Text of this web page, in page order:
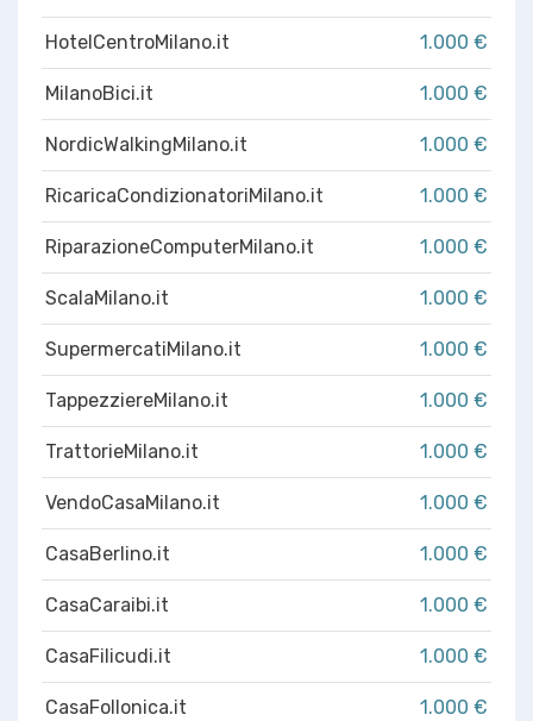
HotelCentroMilano.it 1.000 €
MilanoBici.it 1.000 €
NordicWalkingMilano.it 1.000 €
RicaricaCondizionatoriMilano.it 1.000 €
RiparazioneComputerMilano.it 1.000 €
ScalaMilano.it 1.000 €
SupermercatiMilano.it 1.000 €
TappezziereMilano.it 1.000 €
TrattorieMilano.it 1.000 €
VendoCasaMilano.it 1.000 €
CasaBerlino.it 1.000 €
CasaCaraibi.it 1.000 €
CasaFilicudi.it 1.000 €
CasaFollonica.it 1.000 €